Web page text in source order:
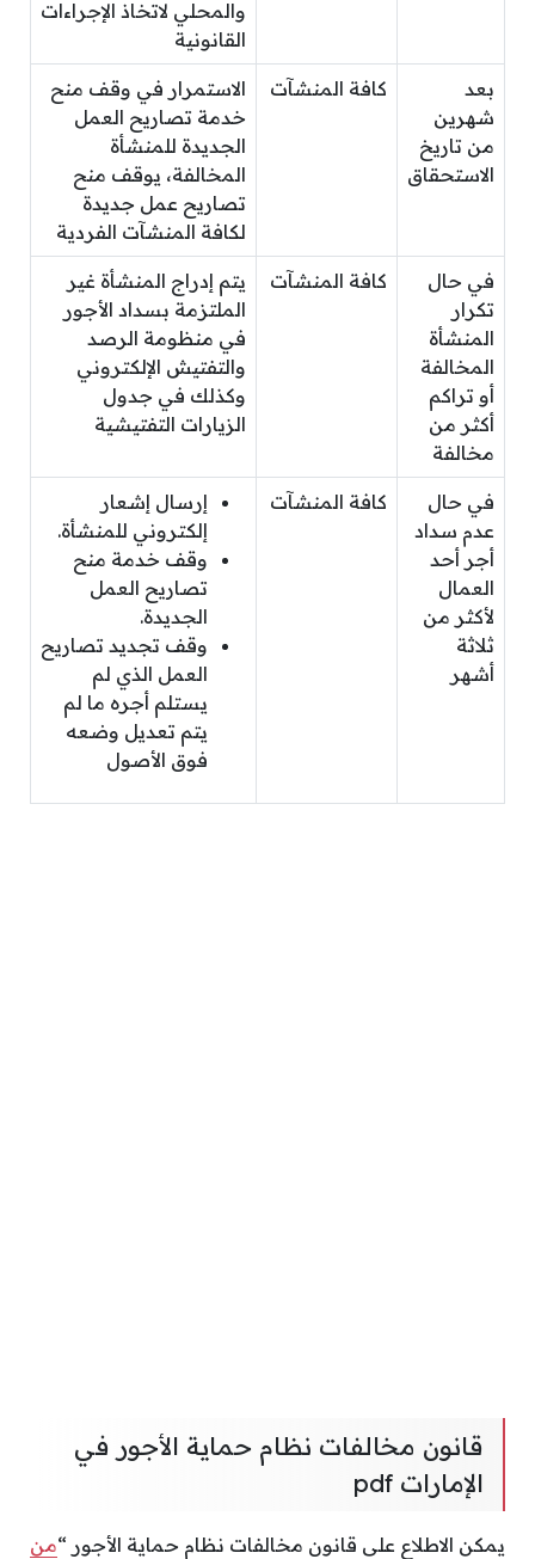
والمحلي لاتخاذ الإجراءات
القانونية
بعد
شهرين
من تاريخ
الاستحقاق
كافة المنشآت
الاستمرار في وقف منح
خدمة تصاريح العمل
الجديدة للمنشأة
المخالفة، يوقف منح
تصاريح عمل جديدة
لكافة المنشآت الفردية
في حال
تكرار
المنشأة
المخالفة
أو تراكم
أكثر من
مخالفة
كافة المنشآت
يتم إدراج المنشأة غير
الملتزمة بسداد الأجور
في منظومة الرصد
والتفتيش الإلكتروني
وكذلك في جدول
الزيارات التفتيشية
في حال
عدم سداد
أجر أحد
العمال
لأكثر من
ثلاثة
أشهر
كافة المنشآت
إرسال إشعار
إلكتروني للمنشأة.
وقف خدمة منح
تصاريح العمل
الجديدة.
وقف تجديد تصاريح
العمل الذي لم
يستلم أجره ما لم
يتم تعديل وضعه
فوق الأصول
قانون مخالفات نظام حماية الأجور في
الإمارات pdf
يمكن الاطلاع على قانون مخالفات نظام حماية الأجور “من